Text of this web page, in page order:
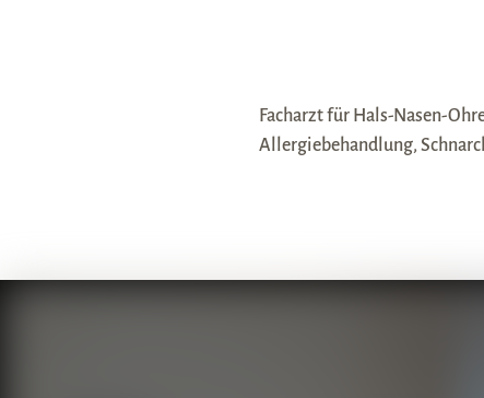
Facharzt für Hals-Nasen-
Allergiebehandlung,